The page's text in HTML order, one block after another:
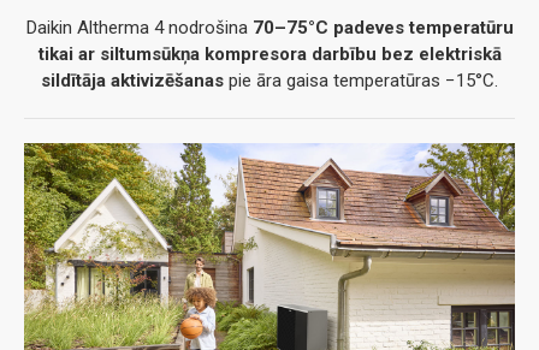
Daikin Altherma 4 nodrošina 70–75°C padeves temperatūru
tikai ar siltumsūkņa kompresora darbību bez elektriskā
sildītāja aktivizēšanas pie āra gaisa temperatūras −15°C.